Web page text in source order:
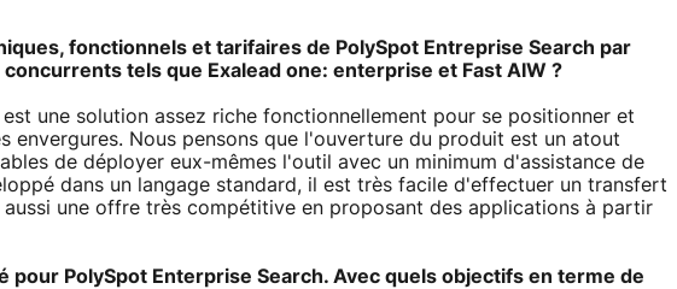
fonctionnels et tarifaires de PolySpot Entreprise Search par
tels que Exalead one: enterprise et Fast AIW ?
une solution assez riche fonctionnellement pour se positionner et
envergures. Nous pensons que l'ouverture du produit est un atout
de déployer eux-mêmes l'outil avec un minimum d'assistance de
dans un langage standard, il est très facile d'effectuer un transfert
une offre très compétitive en proposant des applications à partir
pour PolySpot Enterprise Search. Avec quels objectifs en terme de